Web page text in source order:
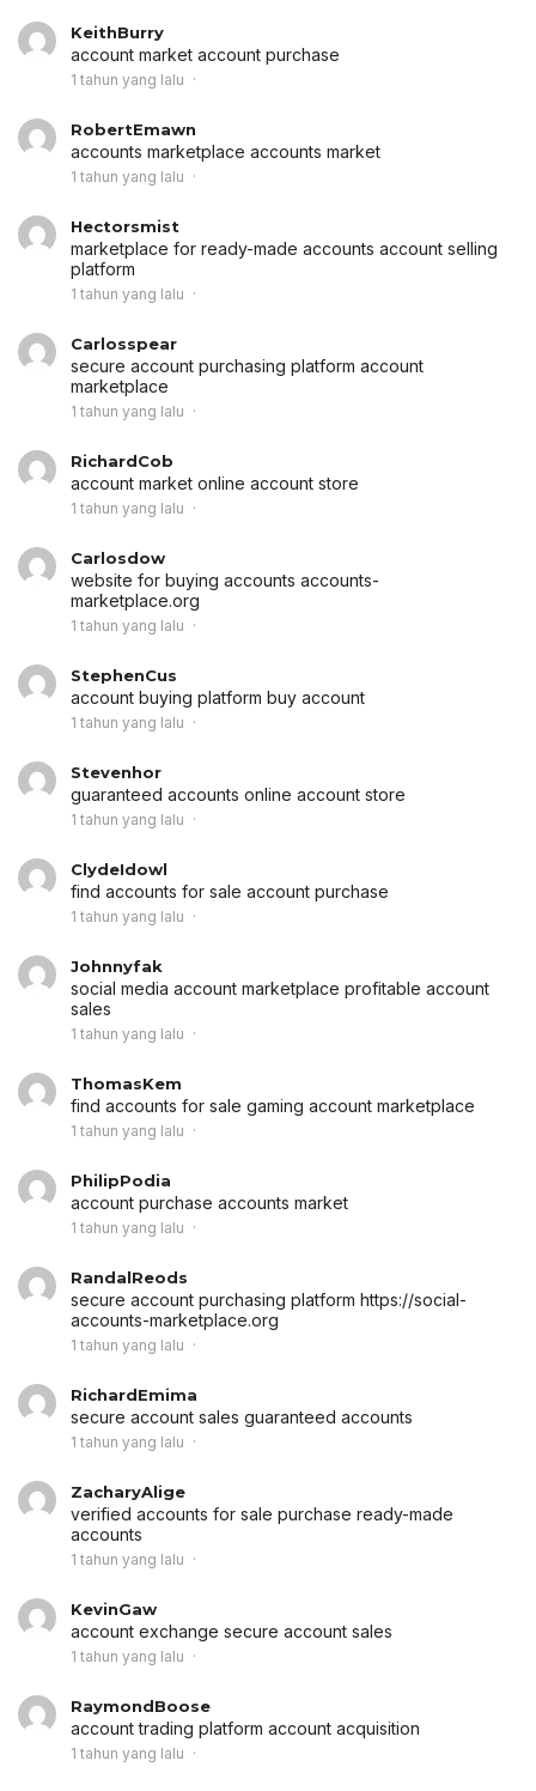
KeithBurry
account market account purchase
1 tahun yang lalu
RobertEmawn
accounts marketplace accounts market
1 tahun yang lalu
Hectorsmist
marketplace for ready-made accounts account selling
platform
1 tahun yang lalu
Carlosspear
secure account purchasing platform account
marketplace
1 tahun yang lalu
RichardCob
account market online account store
1 tahun yang lalu
Carlosdow
website for buying accounts accounts-
marketplace.org
1 tahun yang lalu
StephenCus
account buying platform buy account
1 tahun yang lalu
Stevenhor
guaranteed accounts online account store
1 tahun yang lalu
ClydeIdowl
find accounts for sale account purchase
1 tahun yang lalu
Johnnyfak
social media account marketplace profitable account
sales
1 tahun yang lalu
ThomasKem
find accounts for sale gaming account marketplace
1 tahun yang lalu
PhilipPodia
account purchase accounts market
1 tahun yang lalu
RandalReods
secure account purchasing platform https://social-
accounts-marketplace.org
1 tahun yang lalu
RichardEmima
secure account sales guaranteed accounts
1 tahun yang lalu
ZacharyAlige
verified accounts for sale purchase ready-made
accounts
1 tahun yang lalu
KevinGaw
account exchange secure account sales
1 tahun yang lalu
RaymondBoose
account trading platform account acquisition
1 tahun yang lalu